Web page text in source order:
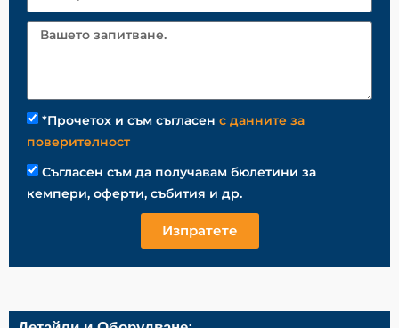
*Прочетох и съм съгласен с данните за
поверителност
Съгласен съм да получавам бюлетини за
кемпери, оферти, събития и др.
Изпратете